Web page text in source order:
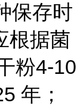
保存时
根据菌
粉4-10
年；